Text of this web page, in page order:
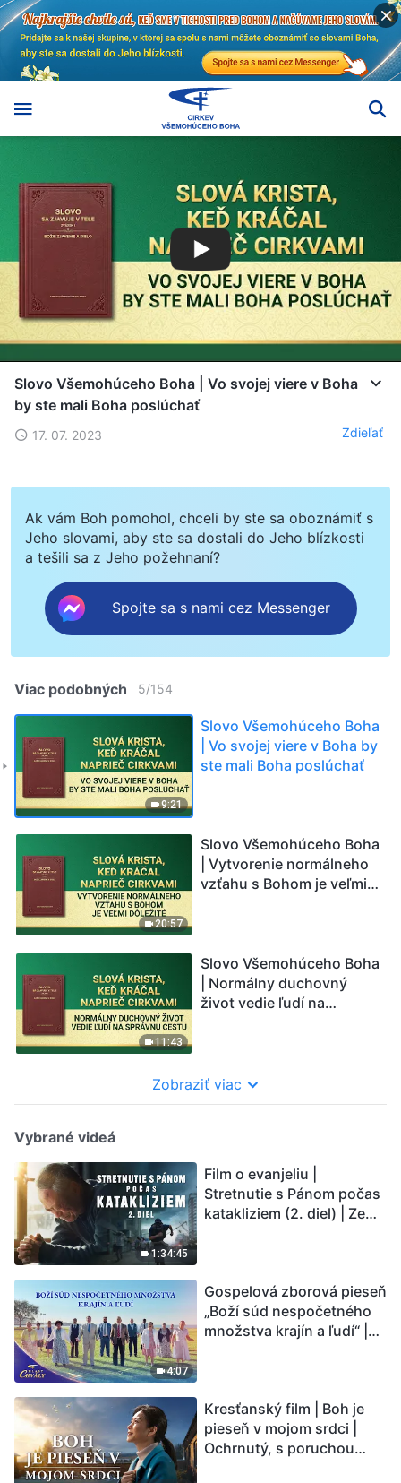
Slovo Všemohúceho Boha | Vo svojej viere v Boha
by ste mali Boha poslúchať
17. 07. 2023 Zdieľať
Ak vám Boh pomohol, chceli by ste sa oboznámiť s
Jeho slovami, aby ste sa dostali do Jeho blízkosti
a tešili sa z Jeho požehnaní?
Spojte sa s nami cez Messenger
Viac podobných 5/154
9:21
Slovo Všemohúceho Boha
| Vo svojej viere v Boha by
ste mali Boha poslúchať
20:57
Slovo Všemohúceho Boha
| Vytvorenie normálneho
vzťahu s Bohom je veľmi
11:43
Slovo Všemohúceho Boha
| Normálny duchovný
život vedie ľudí na
Zobraziť viac
Vybrané videá
1:34:45
Film o evanjeliu |
Stretnutie s Pánom počas
katakliziem (2. diel) | Zem
Ľudstvu sa začína
odpočítavať čas. Našli ste
spôsob, ako prežiť?
4:07
Gospelová zborová pieseň
„Boží súd nespočetného
množstva krajín a ľudí“ |
Kresťanský film | Boh je
pieseň v mojom srdci |
Ochrnutý, s poruchou